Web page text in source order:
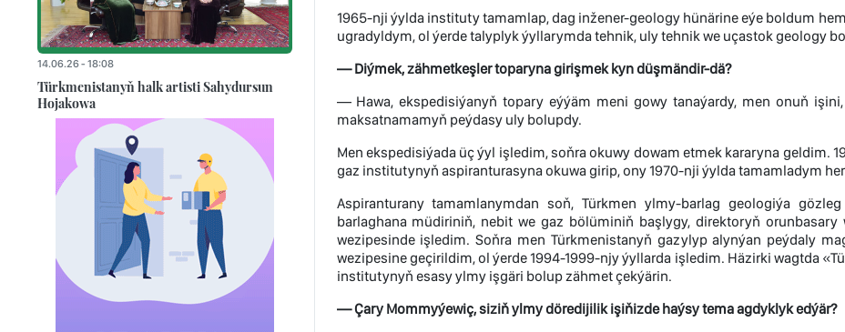
1965-nji ýylda instituty tamamlap, dag inžener-geology hünärine eýe boldum
ugradyldym, ol ýerde talyplyk ýyllarymda tehnik, uly tehnik we uçastok geology
— Diýmek, zähmetkeşler toparyna girişmek kyn düşmändir-dä?
— Hawa, ekspedisiýanyň topary eýýäm meni gowy tanaýardy, men onuň
maksatnamamyň peýdasy uly bolupdy.
Men ekspedisiýada üç ýyl işledim, soňra okuwy dowam etmek kararyna geldim.
gaz institutynyň aspiranturasyna okuwa girip, ony 1970-nji ýylda tamamladym
Aspiranturany tamamlanymdan soň, Türkmen ylmy-barlag geologiýa
barlaghana müdiriniň, nebit we gaz bölüminiň başlygy, direktoryň orunbasary
wezipesinde işledim. Soňra men Türkmenistanyň gazylyp alynýan peýdaly
wezipesine geçirildim, ol ýerde 1994-1999-njy ýyllarda işledim. Häzirki wagtda
institutynyň esasy ylmy işgäri bolup zähmet çekýärin.
— Çary Mommyýewiç, siziň ylmy döredijilik işiňizde haýsy tema agdyklyk edýär?
14.06.26 - 18:08
Türkmenistanyň halk artisti Sahydursun
Hojakowa